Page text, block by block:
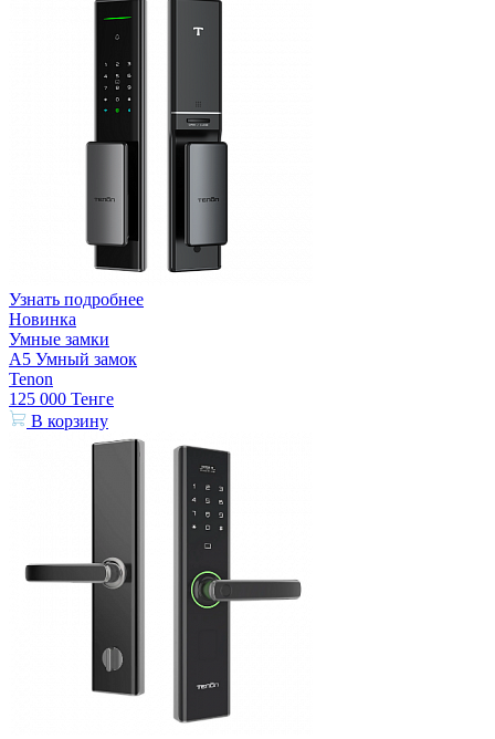
Узнать подробнее
Новинка
Умные замки
A5 Умный замок
Tenon
125 000 Тенге
В корзину